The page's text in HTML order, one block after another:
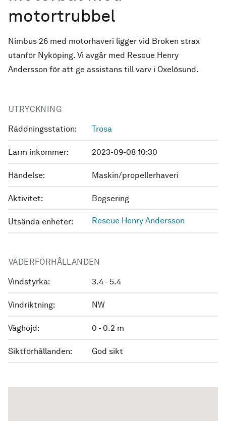
motortrubbel
Nimbus 26 med motorhaveri ligger vid Broken strax
utanför Nyköping. Vi avgår med Rescue Henry
Andersson för att ge assistans till varv i Oxelösund.
UTRYCKNING
Räddningsstation: Trosa
Larm inkommer: 2023-09-08 10:30
Händelse: Maskin/propellerhaveri
Aktivitet: Bogsering
Utsända enheter: Rescue Henry Andersson
VÄDERFÖRHÅLLANDEN
Vindstyrka: 3.4 - 5.4
Vindriktning: NW
Våghöjd: 0 - 0.2 m
Siktförhållanden: God sikt